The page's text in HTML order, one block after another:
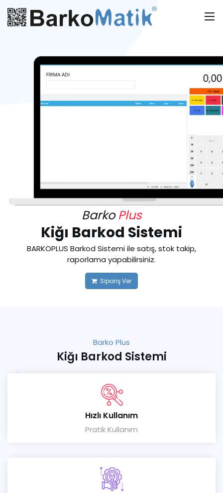
BarkoPlus
Kiğı Barkod Sistemi
BARKOPLUS Barkod Sistemi ile satış, stok takip,
raporlama yapabilirsiniz.
Sipariş Ver
Barko Plus
Kiğı Barkod Sistemi
Hızlı Kullanım
Pratik Kullanım